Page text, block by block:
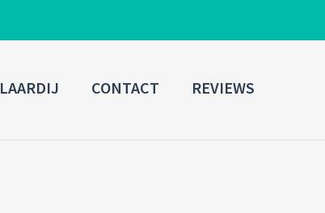
Username
CONTACT REVIEWS